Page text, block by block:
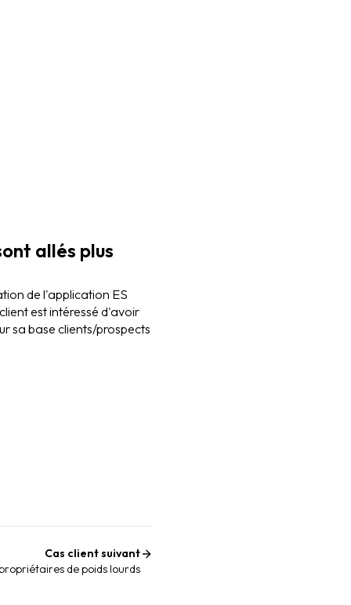
allés plus
de l'application ES
est intéressé d'avoir
sa base clients/prospects
Cas client suivant
de poids lourds